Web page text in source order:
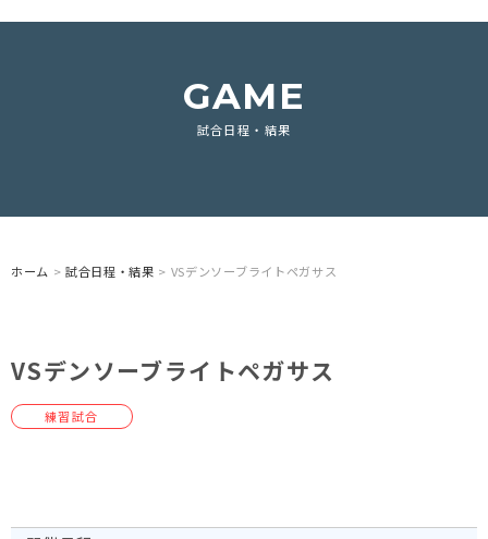
GAME
試合日程・結果
ホーム >試合日程・結果 > VSデンソーブライトペガサス
VSデンソーブライトペガサス
練習試合